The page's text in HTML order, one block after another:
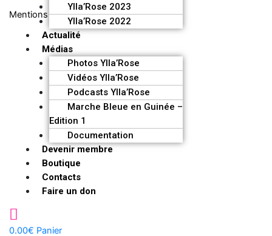
Ylla’Rose 2023
Ylla’Rose 2022
Actualité
Médias
Photos Ylla’Rose
Vidéos Ylla’Rose
Podcasts Ylla’Rose
Marche Bleue en Guinée –
Edition 1
Documentation
Devenir membre
Boutique
Contacts
Faire un don
0.00€ Panier
Mentions légales